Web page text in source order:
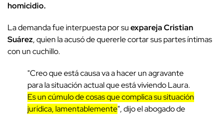
homicidio.
La demanda fue interpuesta por suexpareja Cristian
Suárez, quien la acusó de quererle cortar sus partes íntimas
con un cuchillo.
"Creo que está causa va a hacer un agravante
para la situación actual que está viviendo Laura.
Es un cúmulo de cosas que complica su situación
jurídica, lamentablemente", dijo el abogado de